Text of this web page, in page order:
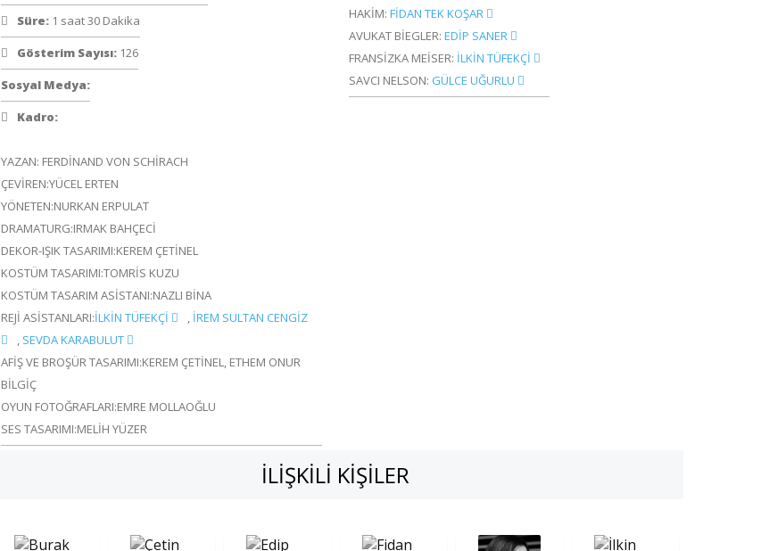
Süre: 1 saat 30 Dakika
Gösterim Sayısı: 126
Sosyal Medya:
Kadro:
YAZAN: FERDİNAND VON SCHİRACH
ÇEVİREN:YÜCEL ERTEN
YÖNETEN:NURKAN ERPULAT
DRAMATURG:IRMAK BAHÇECİ
DEKOR-IŞIK TASARIMI:KEREM ÇETİNEL
KOSTÜM TASARIMI:TOMRİS KUZU
KOSTÜM TASARIM ASİSTANI:NAZLI BİNA
REJİ ASİSTANLARI:İLKİN TÜFEKÇİ , İREM SULTAN CENGİZ
, SEVDA KARABULUT
AFİŞ VE BROŞÜR TASARIMI:KEREM ÇETİNEL, ETHEM ONUR
BİLGİÇ
OYUN FOTOĞRAFLARI:EMRE MOLLAOĞLU
SES TASARIMI:MELİH YÜZER
HAKİM: FİDAN TEK KOŞAR
AVUKAT BİEGLER: EDİP SANER
FRANSİZKA MEİSER: İLKİN TÜFEKÇİ
SAVCI NELSON: GÜLCE UĞURLU
İLIŞKILI KIŞILER